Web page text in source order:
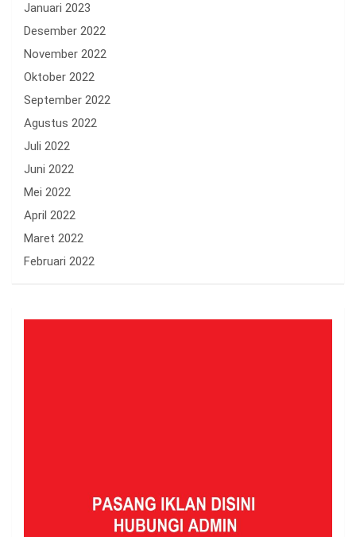
Januari 2023
Desember 2022
November 2022
Oktober 2022
September 2022
Agustus 2022
Juli 2022
Juni 2022
Mei 2022
April 2022
Maret 2022
Februari 2022